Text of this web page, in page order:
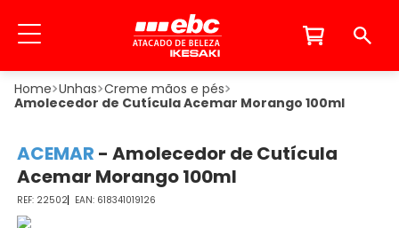
Unhas Creme mãos e pés
Amolecedor de Cutícula Acemar Morango 100ml
ACEMAR - Amolecedor de Cutícula
Acemar Morango 100ml
22502 618341019126